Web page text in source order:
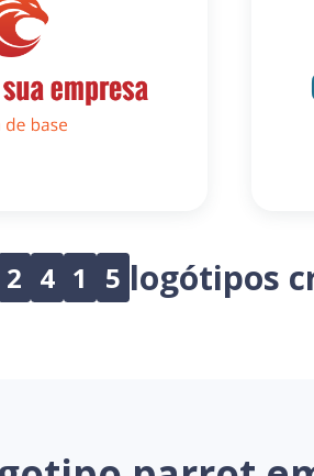
2 4 1 5 logótipos